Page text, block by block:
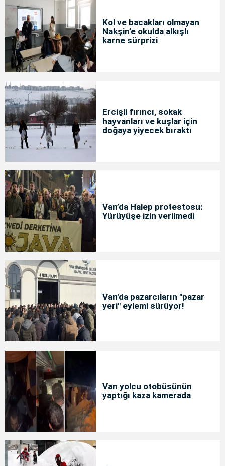
Kol ve bacakları olmayan
Nakşin’e okulda alkışlı
karne sürprizi
Ercişli fırıncı, sokak
hayvanları ve kuşlar için
doğaya yiyecek bıraktı
Van’da Halep protestosu:
Yürüyüşe izin verilmedi
Van'da pazarcıların "pazar
yeri" eylemi sürüyor!
Van yolcu otobüsünün
yaptığı kaza kamerada